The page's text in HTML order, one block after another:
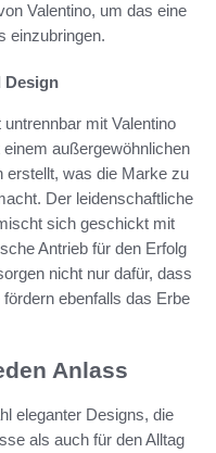
Valentino, um das eine
einzubringen.
Design
mit Valentino
außergewöhnlichen
erstellt, was die Marke zu
Der leidenschaftliche
sich geschickt mit
Antrieb für den Erfolg
nicht nur dafür, dass
ebenfalls das Erbe
Anlass
eleganter Designs, die
als auch für den Alltag